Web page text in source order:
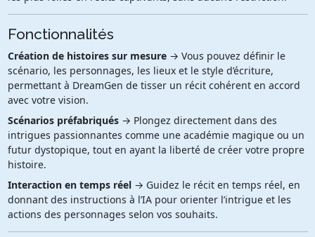
Fonctionnalités
Création de histoires sur mesure→ Vous pouvez définir le
scénario, les personnages, les lieux et le style d’écriture,
permettant à DreamGen de tisser un récit cohérent en accord
avec votre vision.
Scénarios préfabriqués→ Plongez directement dans des
intrigues passionnantes comme une académie magique ou un
futur dystopique, tout en ayant la liberté de créer votre propre
histoire.
Interaction en temps réel→ Guidez le récit en temps réel, en
donnant des instructions à l’IA pour orienter l’intrigue et les
actions des personnages selon vos souhaits.